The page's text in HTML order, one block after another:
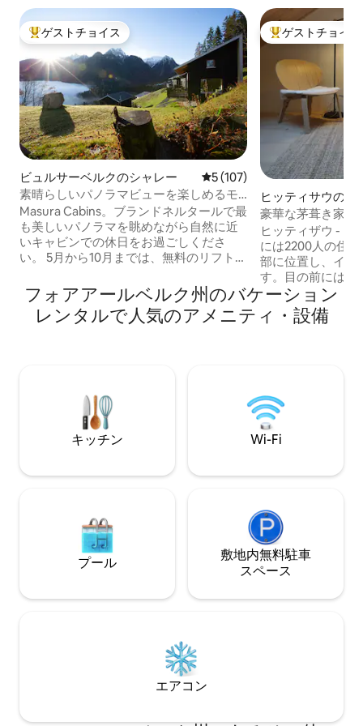
大好評のゲストチョイスです。
ゲストチョイス
ビュルサーベルクのシャレー レビュー107件、5つ星中5つ
5 (107)
素晴らしいパノラマビューを楽しめるモ
ダンなキャビン
Masura Cabins。ブランドネルタールで最
も美しいパノラマを眺めながら自然に近
いキャビンでの休日をお過ごしくださ
い。 5月から10月までは、無料のリフトパ
シャレーは地元の職人によって建てら
れ、クロスタータールとブランドネルタ
ールの山々のユニークな景色を楽しむこ
に理想的なロケーションです。 ブランド
ネルタールのスキー＆ハイキングリゾー
トとブランドネルタールバイクパークに
近いです。
大好評のゲスト
ゲストチョイス
ヒッティサウのマ
パート
豪華な茅葺き家屋
ートル
ヒッティザウ - ブ
には2200人の住
部に位置し、イン
す。目の前には、
ェーンとヒッティ
家族全員でのハ
ルベルク、スイス
分）。直接クロス
ースに位置し、持
た藁葺きの家は本
す。
フォアアールベルク州のバケーション
レンタルで人気のアメニティ・設備
キッチン Wi-Fi
プール
敷地内無料駐⁠車
ス⁠ペ⁠ー⁠ス
エアコン